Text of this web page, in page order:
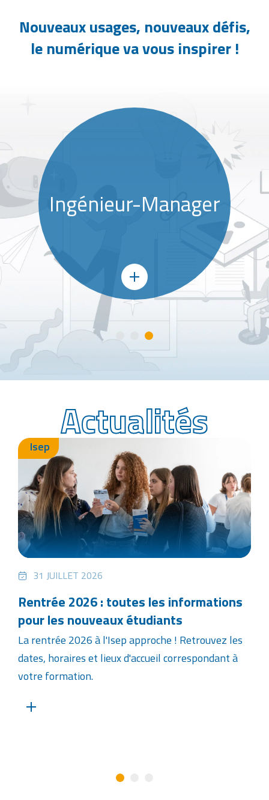
Nouveaux usages, nouveaux défis,
le numérique va vous inspirer !
CyberSécurité
Actualités
Isep
31 JUILLET 2026
Rentrée 2026 : toutes les informations
pour les nouveaux étudiants
La rentrée 2026 à l'Isep approche ! Retrouvez les
dates, horaires et lieux d'accueil correspondant à
votre formation.